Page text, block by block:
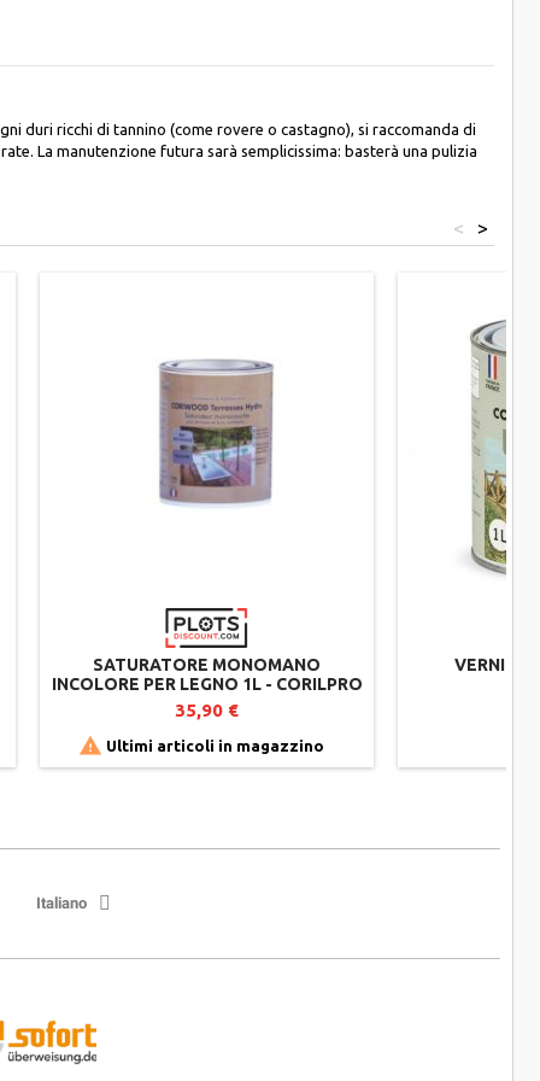
duri ricchi di tannino (come rovere o castagno), si raccomanda di
La manutenzione futura sarà semplicissima: basterà una pulizia
>
<
SATURATORE MONOMANO
INCOLORE PER LEGNO 1L - CORILPRO
CORIWOOD - PROTEZIONE UV E
IDROREPELLENTE
35,90 €
 Ultimi articoli in magazzino
VERNICE
Italiano